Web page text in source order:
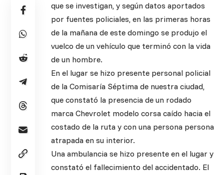
que se investigan, y según datos aportados
por fuentes policiales, en las primeras horas
de la mañana de este domingo se produjo el
vuelco de un vehículo que terminó con la vida
de un hombre.
En el lugar se hizo presente personal policial
de la Comisaría Séptima de nuestra ciudad,
que constató la presencia de un rodado
marca Chevrolet modelo corsa caído hacia el
costado de la ruta y con una persona persona
atrapada en su interior.
Una ambulancia se hizo presente en el lugar y
constató el fallecimiento del accidentado. El